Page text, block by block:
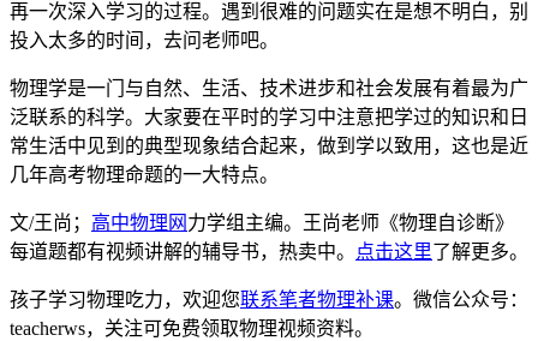
再一次深入学习的过程。遇到很难的问题实在是想不明白，别
投入太多的时间，去问老师吧。
物理学是一门与自然、生活、技术进步和社会发展有着最为广
泛联系的科学。大家要在平时的学习中注意把学过的知识和日
常生活中见到的典型现象结合起来，做到学以致用，这也是近
几年高考物理命题的一大特点。
文/王尚； 高中物理网 力学组主编。王尚老师《物理自诊断》
每道题都有视频讲解的辅导书，热卖中。
点击这里了解更多。
孩子学习物理吃力，欢迎您联系笔者物理补课。微信公众号：
teacherws，关注可免费领取物理视频资料。